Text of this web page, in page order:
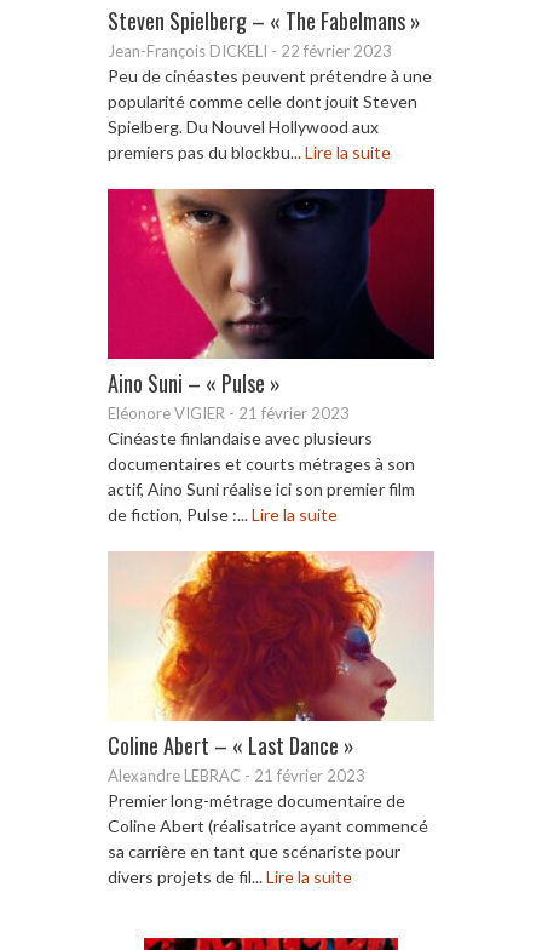
Steven Spielberg – « The Fabelmans »
Jean-François DICKELI - 22 février 2023
Peu de cinéastes peuvent prétendre à une
popularité comme celle dont jouit Steven
Spielberg. Du Nouvel Hollywood aux
premiers pas du blockbu...Lire la suite
Aino Suni – « Pulse »
Eléonore VIGIER - 21 février 2023
Cinéaste finlandaise avec plusieurs
documentaires et courts métrages à son
actif, Aino Suni réalise ici son premier film
de fiction, Pulse :...Lire la suite
Coline Abert – « Last Dance »
Alexandre LEBRAC - 21 février 2023
Premier long-métrage documentaire de
Coline Abert (réalisatrice ayant commencé
sa carrière en tant que scénariste pour
divers projets de fil...Lire la suite